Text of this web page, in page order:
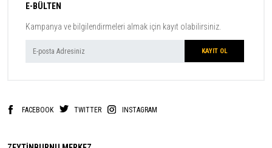
E-BÜLTEN
Kampanya ve bilgilendirmeleri almak için kayıt olabilirsiniz.
FACEBOOK TWITTER INSTAGRAM